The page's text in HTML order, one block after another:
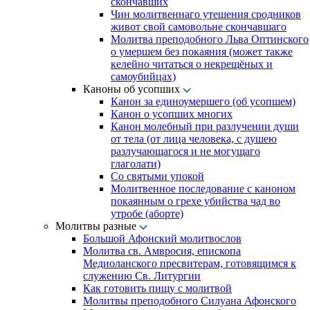
Чин молитвеннаго утешения сродников
живот свой самовольне скончавшаго
Молитва преподобного Льва Оптинского
о умершем без покаяния (может также
келейно читаться о некрещёных и
самоубийцах)
Каноны об усопших
Канон за единоумершего (об усопшем)
Канон о усопших многих
Канон молебный при разлучении души
от тела (от лица человека, с душею
разлучающагося и не могущаго
глаголати)
Со святыми упокой
Молитвенное последование с каноном
покаянным о грехе убийства чад во
утробе (аборте)
Молитвы разные
Большой Афонский молитвослов
Молитва св. Амвросия, епископа
Медиоланского пресвитерам, готовящимся к
служению Св. Литургии
Как готовить пищу с молитвой
Молитвы преподобного Силуана Афонского